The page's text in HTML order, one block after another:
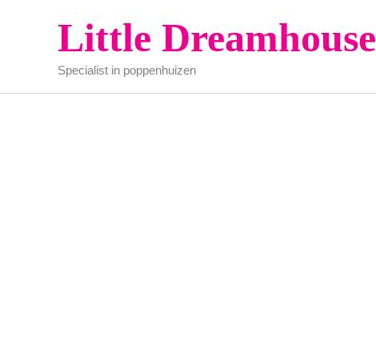
Little Dreamhouse
Specialist in poppenhuizen